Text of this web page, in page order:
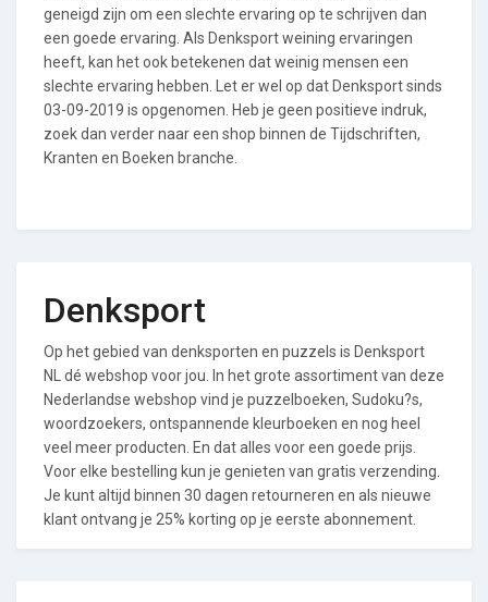
geneigd zijn om een slechte ervaring op te schrijven dan
een goede ervaring. Als Denksport weining ervaringen
heeft, kan het ook betekenen dat weinig mensen een
slechte ervaring hebben. Let er wel op dat Denksport sinds
03-09-2019 is opgenomen. Heb je geen positieve indruk,
zoek dan verder naar een shop binnen de Tijdschriften,
Kranten en Boeken branche.
Denksport
Op het gebied van denksporten en puzzels is Denksport
NL dé webshop voor jou. In het grote assortiment van deze
Nederlandse webshop vind je puzzelboeken, Sudoku?s,
woordzoekers, ontspannende kleurboeken en nog heel
veel meer producten. En dat alles voor een goede prijs.
Voor elke bestelling kun je genieten van gratis verzending.
Je kunt altijd binnen 30 dagen retourneren en als nieuwe
klant ontvang je 25% korting op je eerste abonnement.